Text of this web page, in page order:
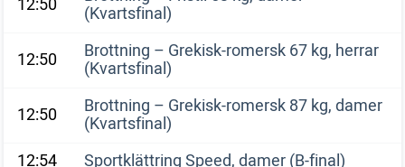
12:50
(Kvartsfinal)
12:50
Brottning – Grekisk-romersk 67 kg, herrar
(Kvartsfinal)
12:50
Brottning – Grekisk-romersk 87 kg, damer
(Kvartsfinal)
12:54
Sportklättring Speed, damer (B-final)